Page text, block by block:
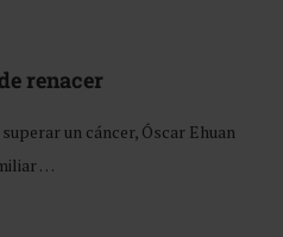
renacer
un cáncer, Óscar Ehuan
…